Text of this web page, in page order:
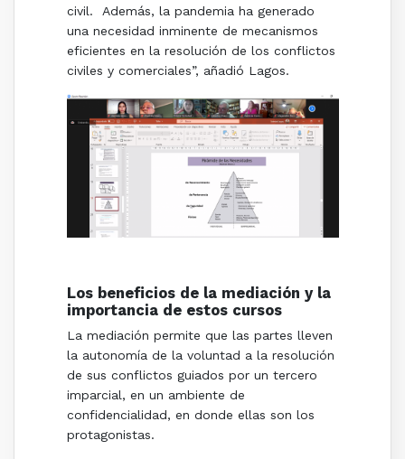
civil. Además, la pandemia ha generado
una necesidad inminente de mecanismos
eficientes en la resolución de los conflictos
civiles y comerciales”, añadió Lagos.
Los beneficios de la mediación y la
importancia de estos cursos
La mediación permite que las partes lleven
la autonomía de la voluntad a la resolución
de sus conflictos guiados por un tercero
imparcial, en un ambiente de
confidencialidad, en donde ellas son los
protagonistas.